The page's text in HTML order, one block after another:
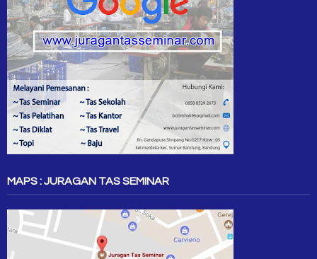
MAPS : JURAGAN TAS SEMINAR